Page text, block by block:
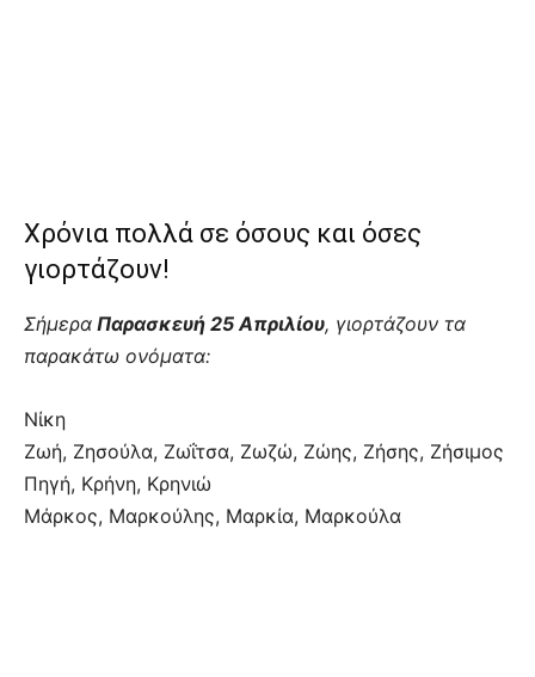
Χρόνια πολλά σε όσους και όσες
γιορτάζουν!
Σήμερα Παρασκευή 25 Απριλίου, γιορτάζουν τα
παρακάτω ονόματα:
Νίκη
Ζωή, Ζησούλα, Ζωΐτσα, Ζωζώ, Ζώης, Ζήσης, Ζήσιμος
Πηγή, Κρήνη, Κρηνιώ
Μάρκος, Μαρκούλης, Μαρκία, Μαρκούλα